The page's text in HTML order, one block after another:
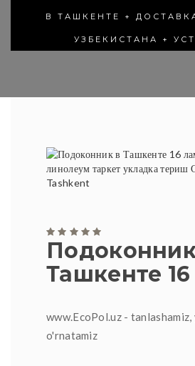
В ТАШКЕНТЕ +
УЗБЕКИСТАНА +
Ташкенте 16
www.EcoPol.uz - tanlashamiz,
o'rnatamiz